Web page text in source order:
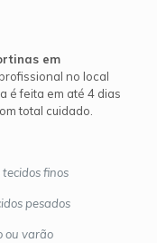
em
no local
é feita em até 4 dias
total cuidado.
finos
pesados
ou varão